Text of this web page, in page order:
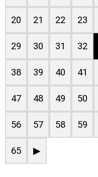
20 21 22 23
29 30 31 32
38 39 40 41
47 48 49 50
56 57 58 59
65 ▶